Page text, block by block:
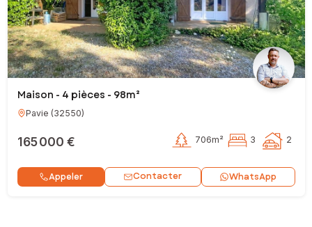
Maison - 4 pièces - 98m²
Pavie (32550)
165 000 € 706m² 3 2
Appeler Contacter WhatsApp